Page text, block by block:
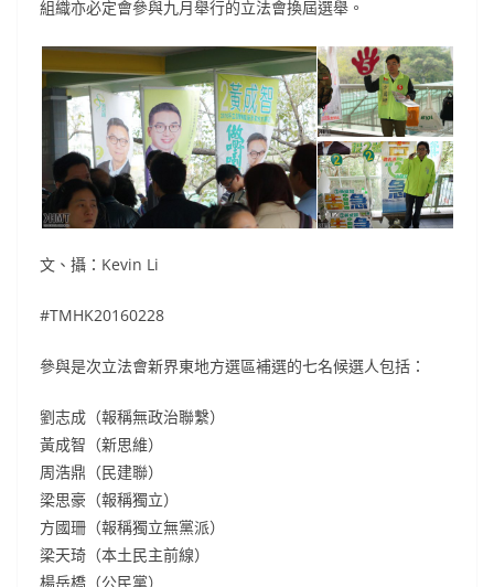
組織亦必定會參與九月舉行的立法會換屆選舉。
文、攝：Kevin Li
#TMHK20160228
參與是次立法會新界東地方選區補選的七名候選人包括：
劉志成（報稱無政治聯繫）
黃成智（新思維）
周浩鼎（民建聯）
梁思豪（報稱獨立）
方國珊（報稱獨立無黨派）
梁天琦（本土民主前線）
楊岳橋（公民黨）